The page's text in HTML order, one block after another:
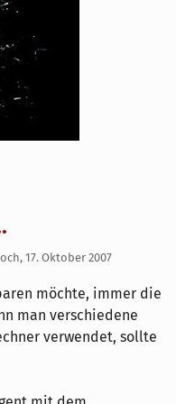
17. Oktober 2007
möchte, immer die
man verschiedene
verwendet, sollte